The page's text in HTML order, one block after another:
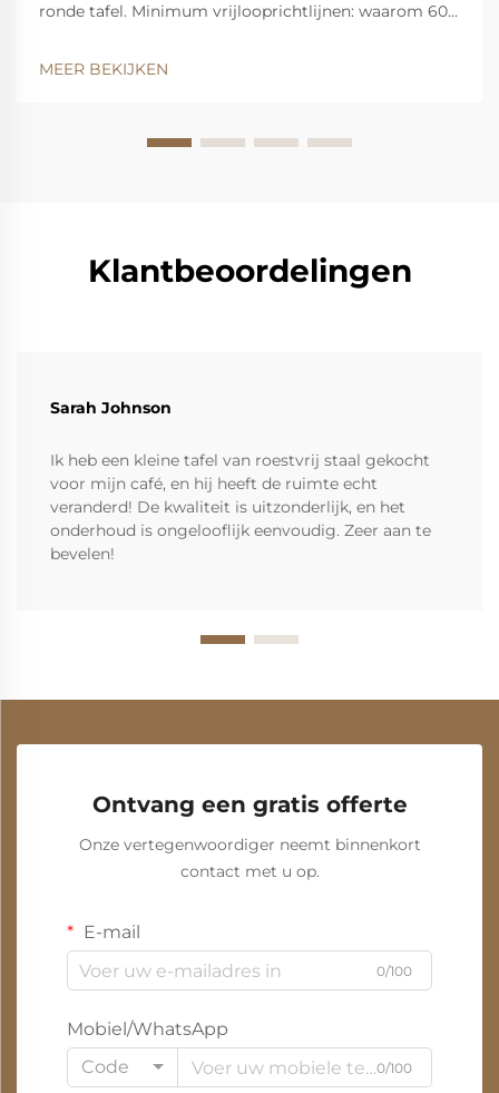
ronde tafel. Minimum vrijlooprichtlijnen: waarom 60-
cruciaal belang om comfortabel te kunnen bewegen...
MEER BEKIJKEN
Klantbeoordelingen
Sarah Johnson
Ik heb een kleine tafel van roestvrij staal gekocht
voor mijn café, en hij heeft de ruimte echt
veranderd! De kwaliteit is uitzonderlijk, en het
onderhoud is ongelooflijk eenvoudig. Zeer aan te
bevelen!
Ontvang een gratis offerte
Onze vertegenwoordiger neemt binnenkort
contact met u op.
E-mail
0/100
Mobiel/WhatsApp
Code
0/100